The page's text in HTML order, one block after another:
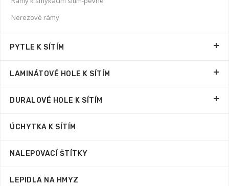
Nerezové rámy
PYTLE K SÍTÍM
LAMINÁTOVÉ HOLE K SÍTÍM
DURALOVÉ HOLE K SÍTÍM
ÚCHYTKA K SÍTÍM
NALEPOVACÍ ŠTÍTKY
LEPIDLA NA HMYZ